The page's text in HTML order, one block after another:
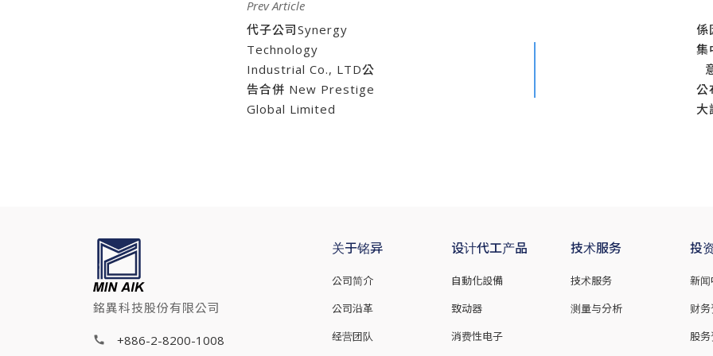
Prev Article
代子公司Synergy
Technology
Industrial Co., LTD公
告合併 New Prestige
Global Limited
係
集
公
大
銘異科技股份有限公司
+886-2-8200-1008
关于铭异
公司简介
公司沿革
经营团队
设计代工产品
自動化設備
致动器
消费性电子
技术服务
技术服务
测量与分析
投
新
财
股